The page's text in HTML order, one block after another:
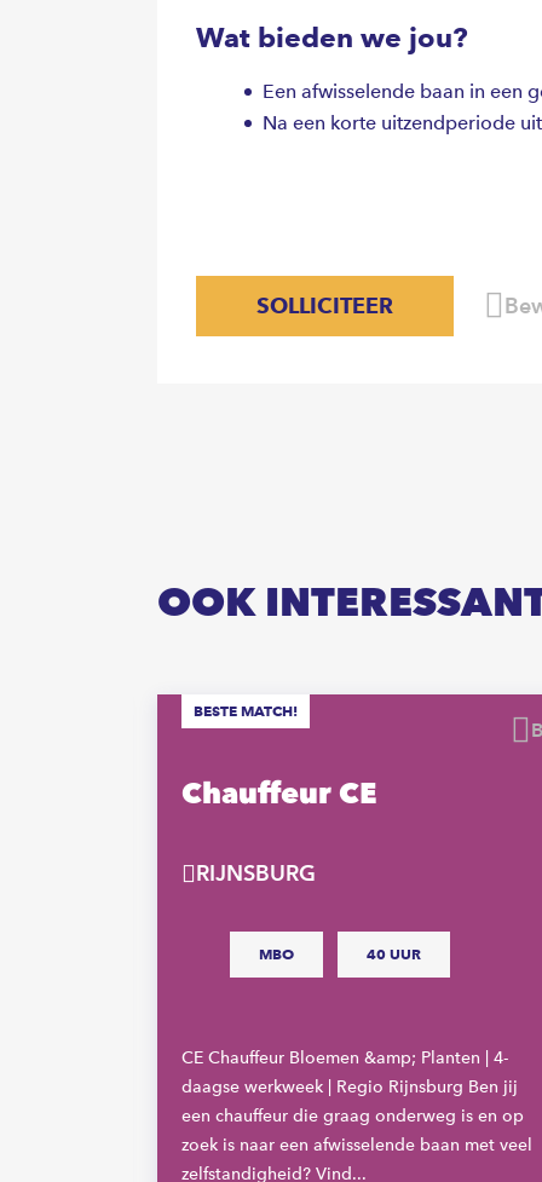
Wat bieden we jou?
Een afwisselende baan in een
Na een korte uitzendperiode
SOLLICITEER
OOK
Chauffeur CE
RIJNSBURG
MBO 40 UUR
CE Chauffeur Bloemen &amp; Planten | 4-
daagse werkweek | Regio Rijnsburg Ben jij
een chauffeur die graag onderweg is en op
zoek is naar een afwisselende baan met veel
zelfstandigheid? Vind...
BESTE MATCH!